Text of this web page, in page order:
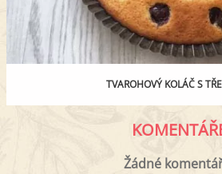
TVAROHOVÝ KOLÁČ S
Žádné